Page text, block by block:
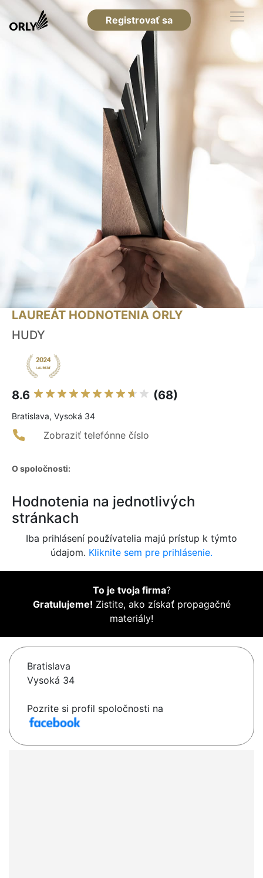
Registrovať sa
LAUREÁT HODNOTENIA ORLY
HUDY
8.6 (68)
Bratislava, Vysoká 34
Zobraziť telefónne číslo
O spoločnosti:
Hodnotenia na jednotlivých
stránkach
Iba prihlásení používatelia majú prístup k týmto
údajom. Kliknite sem pre prihlásenie.
To je tvoja firma?
Gratulujeme! Zistite, ako získať propagačné
materiály!
Bratislava
Vysoká 34
Pozrite si profil spoločnosti na